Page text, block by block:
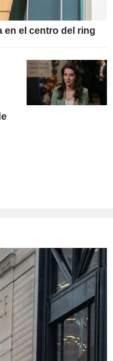
en el centro del ring